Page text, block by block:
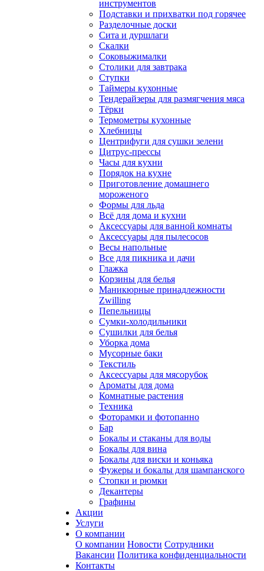
инструментов
Подставки и прихватки под горячее
Разделочные доски
Сита и дуршлаги
Скалки
Соковыжималки
Столики для завтрака
Ступки
Таймеры кухонные
Тендерайзеры для размягчения мяса
Тёрки
Термометры кухонные
Хлебницы
Центрифуги для сушки зелени
Цитрус-прессы
Часы для кухни
Порядок на кухне
Приготовление домашнего
мороженого
Формы для льда
Всё для дома и кухни
Аксессуары для ванной комнаты
Аксессуары для пылесосов
Весы напольные
Все для пикника и дачи
Глажка
Корзины для белья
Маникюрные принадлежности
Zwilling
Пепельницы
Сумки-холодильники
Сушилки для белья
Уборка дома
Мусорные баки
Текстиль
Аксессуары для мясорубок
Ароматы для дома
Комнатные растения
Техника
Фоторамки и фотопанно
Бар
Бокалы и стаканы для воды
Бокалы для вина
Бокалы для виски и коньяка
Фужеры и бокалы для шампанского
Стопки и рюмки
Декантеры
Графины
Акции
Услуги
О компании
О компании Новости Сотрудники
Вакансии Политика конфиденциальности
Контакты